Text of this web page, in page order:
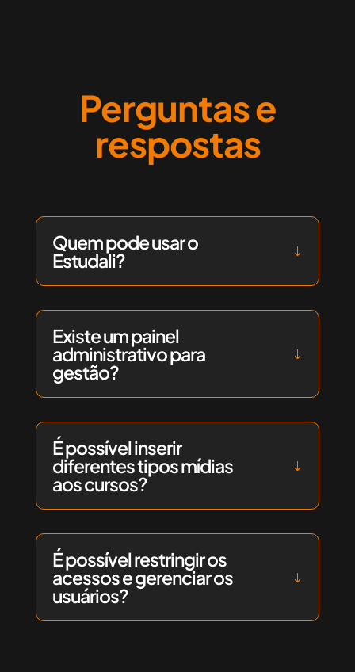
Perguntas e
respostas
Quem pode usar o
Estudali?
Existe um painel
administrativo para
gestão?
É possível inserir
diferentes tipos mídias
aos cursos?
É possível restringir os
acessos e gerenciar os
usuários?